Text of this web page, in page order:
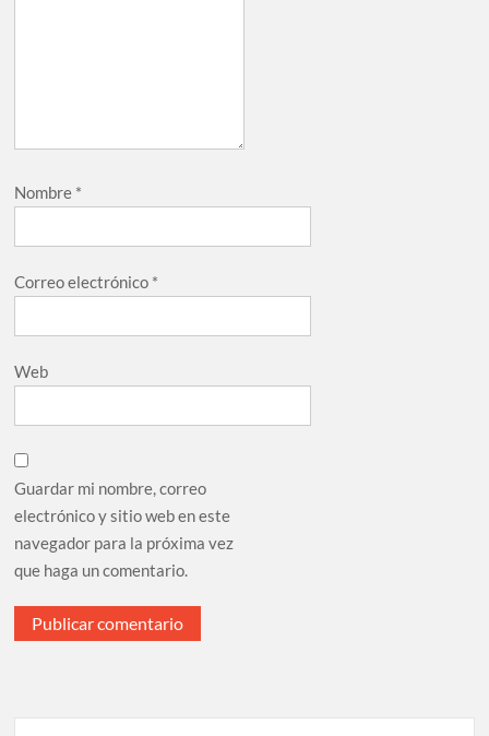
Nombre *
Correo electrónico *
Web
Guardar mi nombre, correo
electrónico y sitio web en este
navegador para la próxima vez
que haga un comentario.